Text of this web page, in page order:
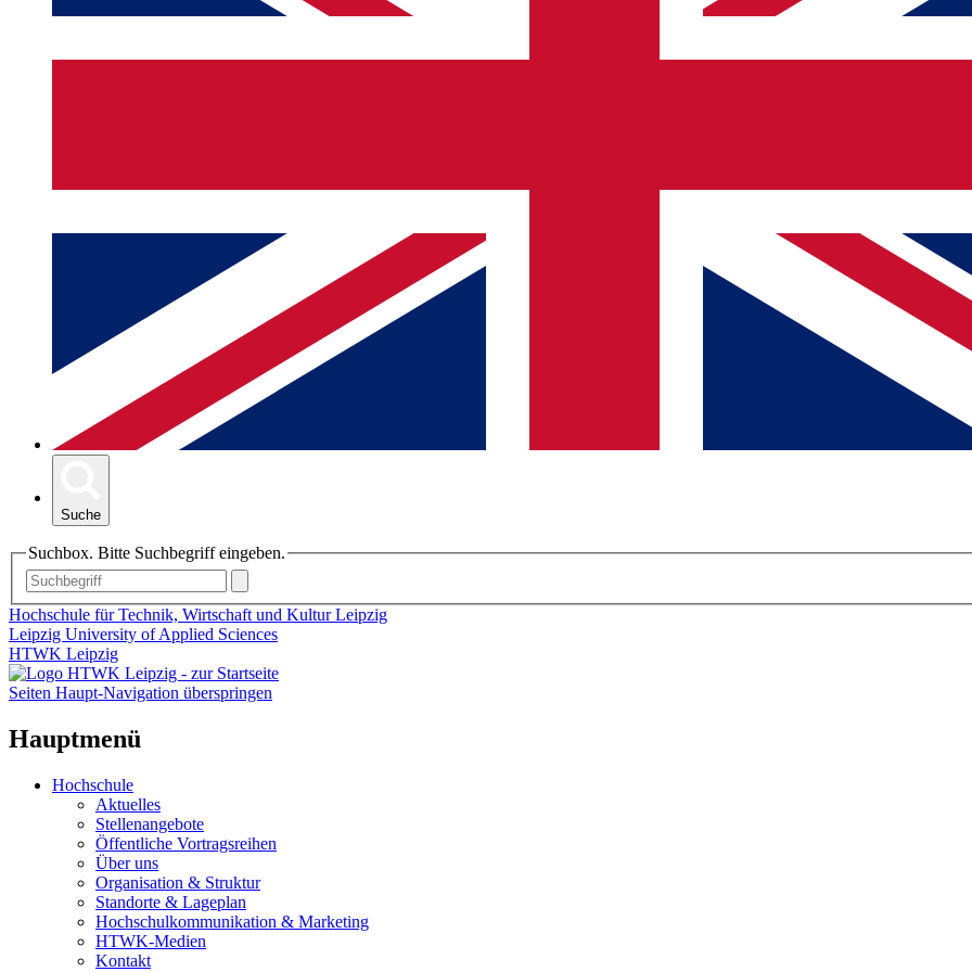
Suche
Suchbox. Bitte Suchbegriff eingeben.
Hochschule für Technik, Wirtschaft und Kultur Leipzig
Leipzig University of Applied Sciences
HTWK Leipzig
Seiten Haupt-Navigation überspringen
Hauptmenü
Hochschule
Aktuelles
Stellenangebote
Öffentliche Vortragsreihen
Über uns
Organisation & Struktur
Standorte & Lageplan
Hochschulkommunikation & Marketing
HTWK-Medien
Kontakt